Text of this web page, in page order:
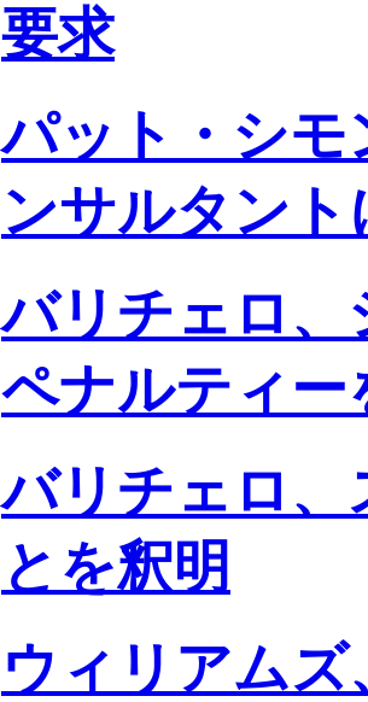
要求
パット・シモ
ンサルタント
バリチェロ、
ペナルティー
バリチェロ、
とを釈明
ウィリアム